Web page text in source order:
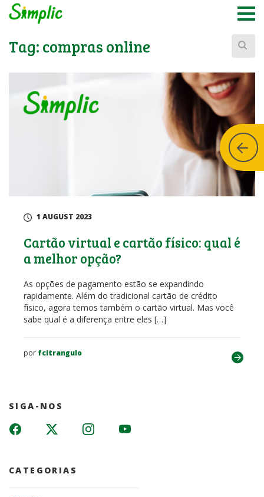
Tag: compras online
1 AUGUST 2023
Cartão virtual e cartão físico: qual é
a melhor opção?
As opções de pagamento estão se expandindo
rapidamente. Além do tradicional cartão de crédito
físico, agora temos também o cartão virtual. Mas você
sabe qual é a diferença entre eles […]
por fcitrangulo
Buscar:
SIGA-NOS
CATEGORIAS